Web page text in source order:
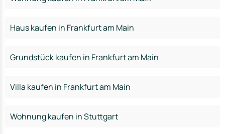
Haus kaufen in Frankfurt am Main
Grundstück kaufen in Frankfurt am Main
Villa kaufen in Frankfurt am Main
Wohnung kaufen in Stuttgart